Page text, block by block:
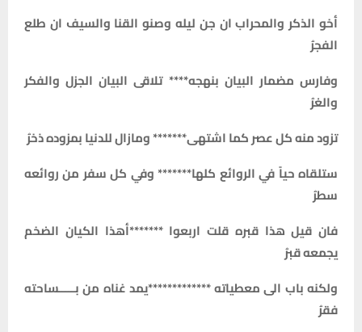
أخو الذكر والمحراب ان جن ليله وصنو القنا والسيف ان طلع
الفجرُ
وفارس مضمار البيان بنهجه**** تلاقى البيان الجزل والفكر
والغرُ
تزود منه كل عصر كما اشتهى******* ومازال للدنيا بمزوده ذخرُ
ستلقاه حياً في الروائع كلها******* وفي كل سفر من روائعه
سطرُ
فان قيل هذا قبره قلت اربعوا *******أهذا الكيان الضخم
يجمعه قبرُ
ولكنه باب الى معطياته *************يمد غناه من بـــــساحته
فقرُ